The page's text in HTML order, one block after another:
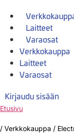
Laitteet
Varaosat
Verkkokauppa
Laitteet
Varaosat
Kirjaudu sisään
Etusivu
/ Verkkokauppa /